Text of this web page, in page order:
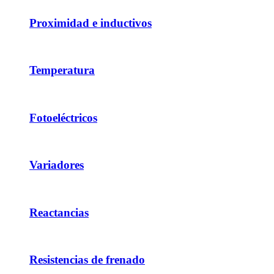
Proximidad e inductivos
Temperatura
Fotoeléctricos
Variadores
Reactancias
Resistencias de frenado